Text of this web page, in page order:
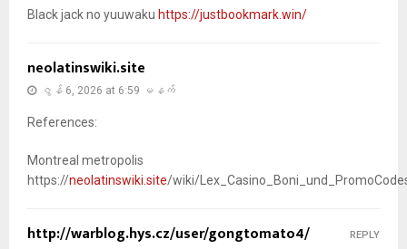
Black jack no yuuwaku https://justbookmark.win/
neolatinswiki.site
ဇွန် 6, 2026 at 6:59 မနက်
References:
Montreal metropolis
https://neolatinswiki.site/wiki/
http://warblog.hys.cz/user/gongtomato4/ REPLY